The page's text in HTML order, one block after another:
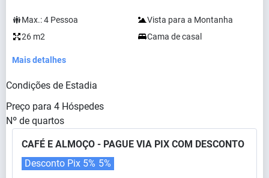
Max.:4 Pessoa
Vista para a Montanha
26 m2
Cama de casal
Mais detalhes
Condições de Estadia
Preço para 4 Hóspedes
Nº de quartos
CAFÉ E ALMOÇO - PAGUE VIA PIX COM DESCONTO
Desconto Pix 5% 5%